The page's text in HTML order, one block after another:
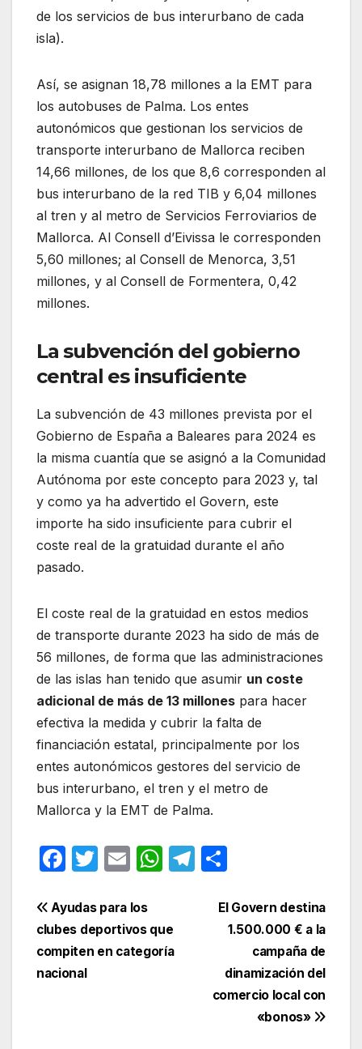
de los servicios de bus interurbano de cada
isla).
Así, se asignan 18,78 millones a la EMT para
los autobuses de Palma. Los entes
autonómicos que gestionan los servicios de
transporte interurbano de Mallorca reciben
14,66 millones, de los que 8,6 corresponden al
bus interurbano de la red TIB y 6,04 millones
al tren y al metro de Servicios Ferroviarios de
Mallorca. Al Consell d’Eivissa le corresponden
5,60 millones; al Consell de Menorca, 3,51
millones, y al Consell de Formentera, 0,42
millones.
La subvención del gobierno
central es insuficiente
La subvención de 43 millones prevista por el
Gobierno de España a Baleares para 2024 es
la misma cuantía que se asignó a la Comunidad
Autónoma por este concepto para 2023 y, tal
y como ya ha advertido el Govern, este
importe ha sido insuficiente para cubrir el
coste real de la gratuidad durante el año
pasado.
El coste real de la gratuidad en estos medios
de transporte durante 2023 ha sido de más de
56 millones, de forma que las administraciones
de las islas han tenido que asumir un coste
adicional de más de 13 millones para hacer
efectiva la medida y cubrir la falta de
financiación estatal, principalmente por los
entes autonómicos gestores del servicio de
bus interurbano, el tren y el metro de
Mallorca y la EMT de Palma.
F
c
e
b
o
T
itt
er
E
ail
W
s
A
T
m
m
p
ar
tir
Navegación
de
entradas
El Govern destina
1.500.000 € a la
campaña de
dinamización del
comercio local con
«bonos»
Ayudas para los
clubes deportivos que
compiten en categoría
nacional